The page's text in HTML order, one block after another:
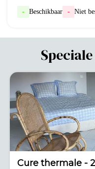
- Beschikbaar - Niet
-42%
Cure thermale -